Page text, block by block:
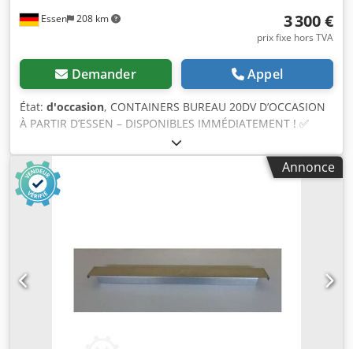
Essen 208 km 3 300 €
prix fixe hors TVA
Demander Appel
État: d'occasion, CONTAINERS BUREAU 20DV D’OCCASION
À PARTIR D’ESSEN – DISPONIBLES IMMÉDIATEMENT ! ✅
Type de container : container bureau 20DV ✅ État :
d’occasion, étanche au vent et à l’eau, sans équipement,
photos originales Dcsdszqt Dbepfx Ak Ask ✅ Équipement :
installation électrique & chauffage, porte d’entrée sur le
côté court ✅ Dimensions (LxlxH) : 6.058 x 2.438 x 2.800 mm
indiquer votre code postal ✅ Diversité : En plus des
containers bureaux, nous proposons également des
Annonce